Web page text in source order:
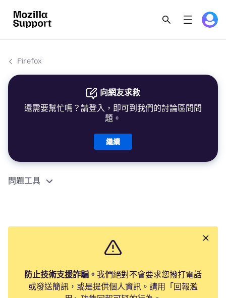
Firefox
向網友求救
還需要幫忙嗎？請登入，即可到我們的討論區問問
題。
繼續
問題工具
防止技術支援詐騙。 我們絕對不會要求您撥打電話
或發送簡訊，或是提供個人資訊。請用「回報濫